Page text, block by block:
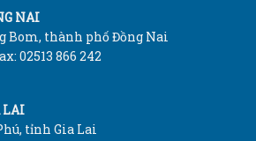
NAI
Bom, thành phố Đồng Nai
02513 866 242
LAI
tỉnh Gia Lai